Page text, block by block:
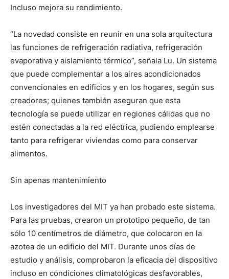
Incluso mejora su rendimiento.
“La novedad consiste en reunir en una sola arquitectura
las funciones de refrigeración radiativa, refrigeración
evaporativa y aislamiento térmico”, señala Lu. Un sistema
que puede complementar a los aires acondicionados
convencionales en edificios y en los hogares, según sus
creadores; quienes también aseguran que esta
tecnología se puede utilizar en regiones cálidas que no
estén conectadas a la red eléctrica, pudiendo emplearse
tanto para refrigerar viviendas como para conservar
alimentos.
Sin apenas mantenimiento
Los investigadores del MIT ya han probado este sistema.
Para las pruebas, crearon un prototipo pequeño, de tan
sólo 10 centímetros de diámetro, que colocaron en la
azotea de un edificio del MIT. Durante unos días de
estudio y análisis, comprobaron la eficacia del dispositivo
incluso en condiciones climatológicas desfavorables,